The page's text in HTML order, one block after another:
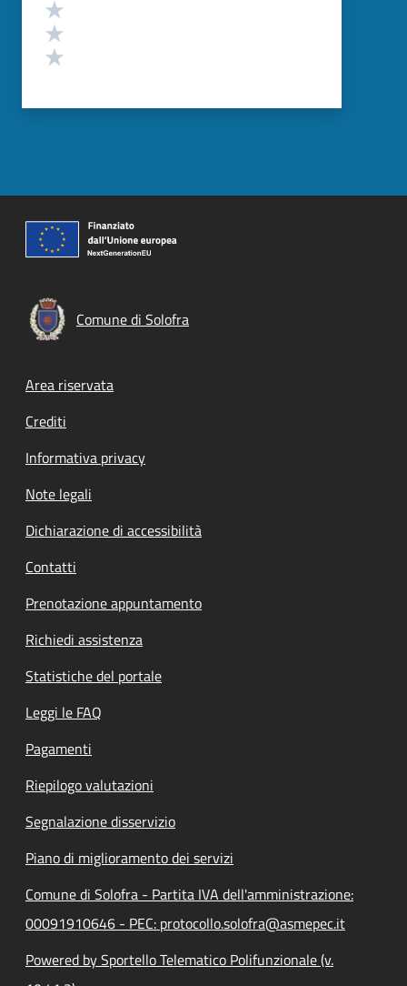
Comune di Solofra
Footer menu
Area riservata
Crediti
Informativa privacy
Note legali
Dichiarazione di accessibilità
Contatti
Prenotazione appuntamento
Richiedi assistenza
Statistiche del portale
Leggi le FAQ
Pagamenti
Riepilogo valutazioni
Segnalazione disservizio
Piano di miglioramento dei servizi
Comune di Solofra - Partita IVA dell'amministrazione:
00091910646 - PEC: protocollo.solofra@asmepec.it
Powered by Sportello Telematico Polifunzionale (v.